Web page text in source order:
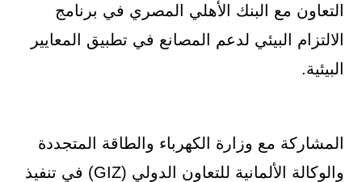
التعاون مع البنك الأهلي المصري في برنامج
الالتزام البيئي لدعم المصانع في تطبيق المعايير
البيئية.
المشاركة مع وزارة الكهرباء والطاقة المتجددة
والوكالة الألمانية للتعاون الدولي (GIZ) في تنفيذ